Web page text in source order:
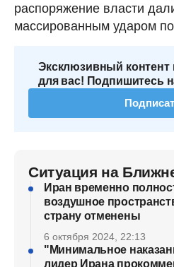
распоряжение власти
массированным ударом
Эксклюзивный контент
для вас! Подпишитесь
Ситуация на
Иран временно
воздушное
страну отменены
6 октября 2024, 22:13
"Минимальное
лидер Ирана